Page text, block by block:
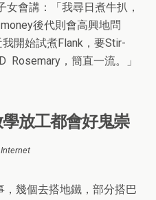
女會講：「我尋日煮牛扒，
後代則會高興地問
開始試煮Flank，要Stir-
Rosemary，簡直一流。」
放工都會好鬼崇
幾個去搭地鐵，部分搭巴